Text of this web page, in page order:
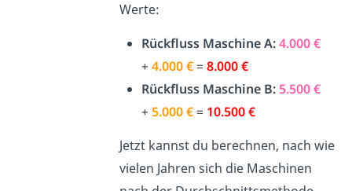
Werte:
Rückfluss Maschine A:4.000 €
+4.000 €=8.000 €
Rückfluss Maschine B: 5.500 €
+5.000 €= 10.500 €
Jetzt kannst du berechnen, nach wie
vielen Jahren sich die Maschinen